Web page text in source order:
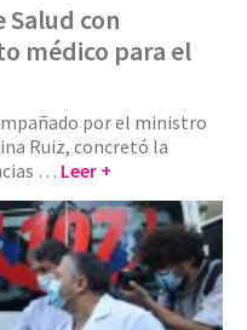
Salud con
médico para el
por el ministro
Ruiz, concretó la
… Leer +